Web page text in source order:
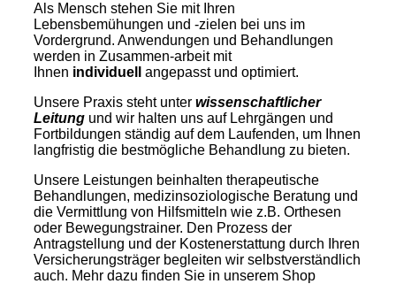
Als Mensch stehen Sie mit Ihren
Lebensbemühungen und -zielen bei uns im
Vordergrund. Anwendungen und Behandlungen
werden in Zusammen-arbeit mit
Ihnen individuell
angepasst und optimiert.
Unsere Praxis steht unter wissenschaftlicher
Leitungund wir halten uns auf Lehrgängen und
Fortbildungen ständig auf dem Laufenden, um Ihnen
langfristig die bestmögliche Behandlung zu bieten.
Unsere Leistungen beinhalten therapeutische
Behandlungen, medizinsoziologische Beratung und
die Vermittlung von Hilfsmitteln wie z.B. Orthesen
oder Bewegungstrainer. Den Prozess der
Antragstellung und der Kostenerstattung durch Ihren
Versicherungsträger begleiten wir selbstverständlich
auch. Mehr dazu finden Sie in unserem Shop